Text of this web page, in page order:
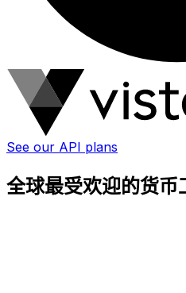
See our API plans
全球最受欢迎的货币